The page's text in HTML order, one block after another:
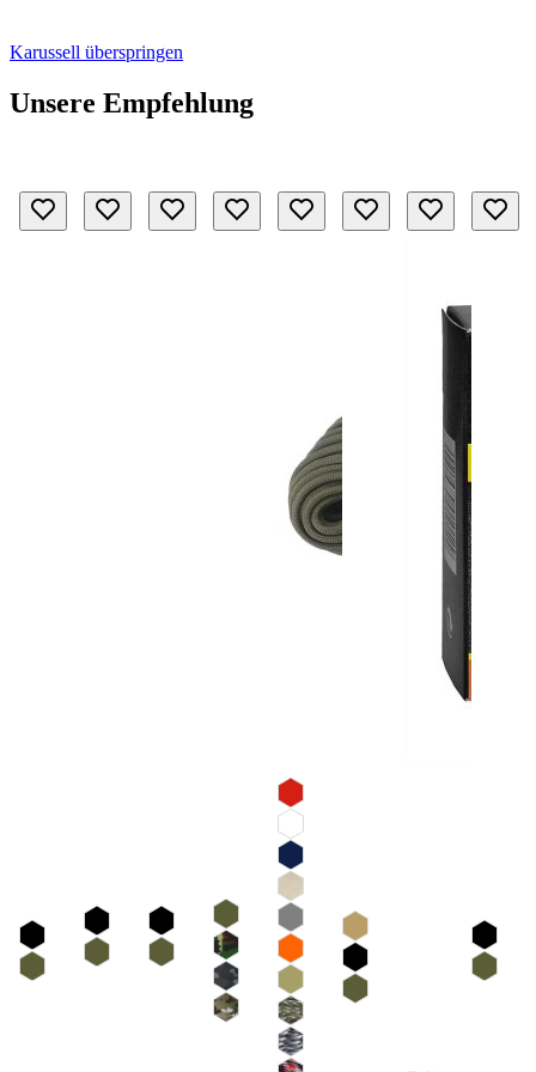
Karussell überspringen
Unsere Empfehlung